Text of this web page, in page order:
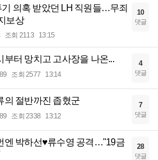
기 의혹 받았던 LH 직원들…무죄
보상
조회 2113 13:15
10
댓글
부터 망치고 고사장을 나온...
조회 2577 13:14
4
댓글
의 절반까진 좁혔군
조회 2338 13:12
7
댓글
엔 박하선♥류수영 공격…"19금
28
댓글